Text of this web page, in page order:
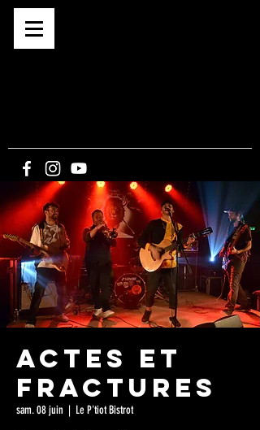
Actes et
Fractures
sam. 08 juin
  |
Le P'tiot Bistrot